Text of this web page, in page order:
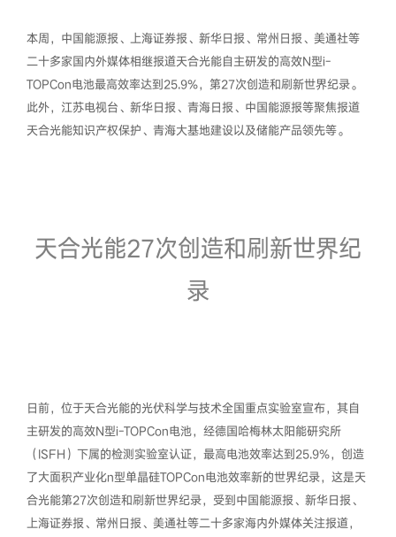
本周，中国能源报、上海证券报、新华日报、常州日报、美通社等
二十多家国内外媒体相继报道天合光能自主研发的高效N型i-
TOPCon电池最高效率达到25.9%，第27次创造和刷新世界纪录。
此外，江苏电视台、新华日报、青海日报、中国能源报等聚焦报道
天合光能知识产权保护、青海大基地建设以及储能产品领先等。
天合光能27次创造和刷新世界纪
录
日前，位于天合光能的光伏科学与技术全国重点实验室宣布，其自
主研发的高效N型i-TOPCon电池，经德国哈梅林太阳能研究所
（ISFH）下属的检测实验室认证，最高电池效率达到25.9%，创造
了大面积产业化n型单晶硅TOPCon电池效率新的世界纪录，这是天
合光能第27次创造和刷新世界纪录，受到中国能源报、新华日报、
上海证券报、常州日报、美通社等二十多家海内外媒体关注报道，